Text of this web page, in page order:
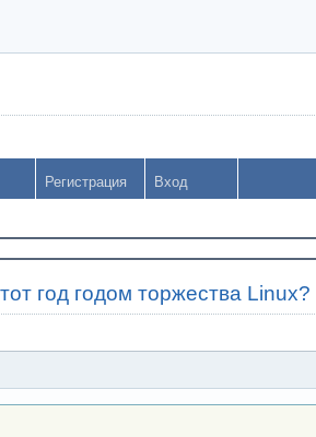
Регистрация Вход
год годом торжества Linux?